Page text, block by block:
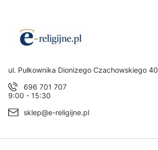
Adres:
ul. Pułkownika Dionizego Czachowskiego 40
696 701 707
9:00 - 15:30
sklep@e-religijne.pl